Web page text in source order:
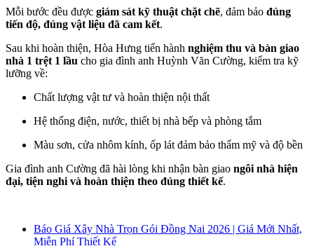
Mỗi bước đều được giám sát kỹ thuật chặt chẽ, đảm bảo đúng
tiến độ, đúng vật liệu đã cam kết.
Sau khi hoàn thiện, Hòa Hưng tiến hành nghiệm thu và bàn giao
nhà 1 trệt 1 lầu cho gia đình anh Huỳnh Văn Cường, kiểm tra kỹ
lưỡng về:
Chất lượng vật tư và hoàn thiện nội thất
Hệ thống điện, nước, thiết bị nhà bếp và phòng tắm
Màu sơn, cửa nhôm kính, ốp lát đảm bảo thẩm mỹ và độ bền
Gia đình anh Cường đã hài lòng khi nhận bàn giao ngôi nhà hiện
đại, tiện nghi và hoàn thiện theo đúng thiết kế.
Báo Giá Xây Nhà Trọn Gói Đồng Nai 2026 | Giá Mới Nhất,
Miễn Phí Thiết Kế